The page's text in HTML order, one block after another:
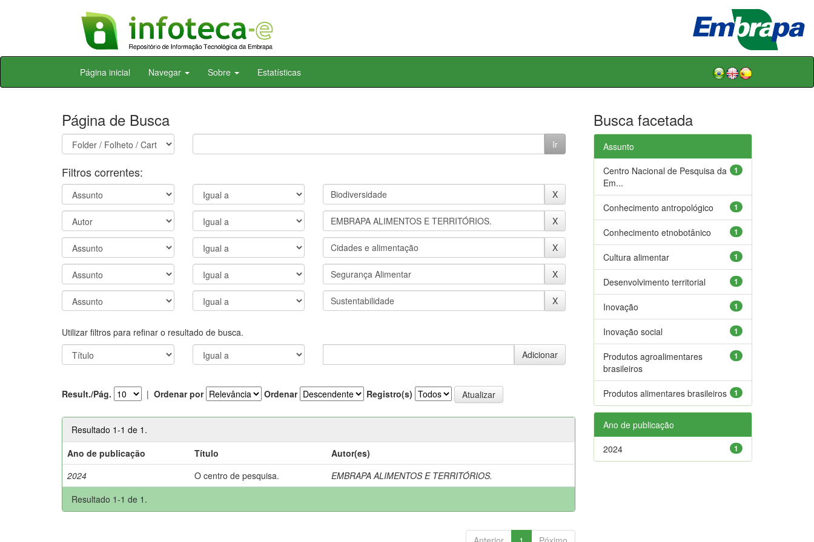
Skip
Página inicial Navegar Sobre Estatísticas
Página de Busca
Filtros correntes:
Utilizar filtros para refinar o resultado de busca.
Result./Pág. | Ordenar por Ordenar Registro(s)
Resultado 1-1 de 1.
Ano de publicação
Título
Autor(es)
2024
O centro de pesquisa.
EMBRAPA ALIMENTOS E TERRITÓRIOS.
Resultado 1-1 de 1.
Busca facetada
Assunto
1
Centro Nacional de Pesquisa da
Em...
1
Conhecimento antropológico
1
Conhecimento etnobotânico
1
Cultura alimentar
1
Desenvolvimento territorial
1
Inovação
1
Inovação social
1
Produtos agroalimentares
brasileiros
1
Produtos alimentares brasileiros
Ano de publicação
1
2024